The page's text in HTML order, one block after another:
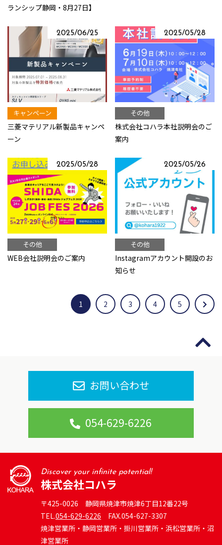
ランシップ静岡・8月27日】
2025/06/25
キャンペーン
三菱マテリアル新製品キャンペ
ーン
2025/05/28
その他
株式会社コハラ本社説明会のご
案内
2025/05/28
その他
WEB会社説明会のご案内
2025/05/26
その他
Instagramアカウント開設のお
知らせ
1 2 3 4 5
お問い合わせ
054-629-6226
Discover your infinite potential!
株式会社コハラ
〒425-0026 静岡県焼津市焼津6丁目12番22号
TEL.054-629-6226 FAX.054-627-3307
焼津営業所・静岡営業所・掛川営業所・浜松営業所・沼
津営業所